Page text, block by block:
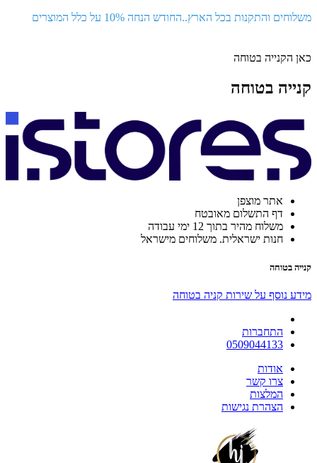
משלוחים והתקנות בכל הארץ..החודש הנחה 10% על כלל המוצרים
כאן הקנייה בטוחה
קנייה בטוחה
אתר מוצפן
דף התשלום מאובטח
משלוח מהיר בתוך 12 ימי עבודה
חנות ישראלית. משלוחים מישראל
קנייה בטוחה
מידע נוסף על שירות קניה בטוחה
התחברות
0509044133
אודות
צרו קשר
המלצות
הצהרת נגישות